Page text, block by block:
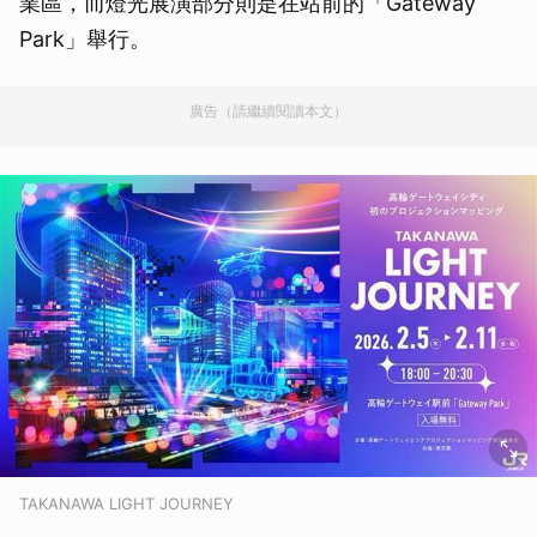
Park」舉行。
廣告（請繼續閱讀本文）
TAKANAWA LIGHT JOURNEY